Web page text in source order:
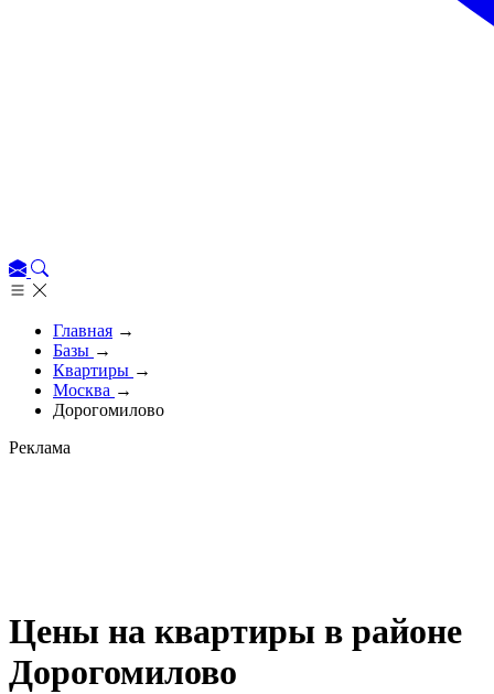
Главная →
Базы →
Квартиры →
Москва →
Дорогомилово
Реклама
Цены на квартиры в районе
Дорогомилово